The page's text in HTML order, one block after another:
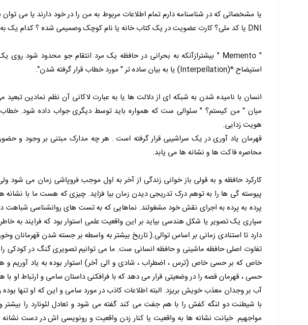
یا مشخصاتی که در شناسنامه دارم تمام اطلاعات مربوط به من را در خود دارند یا می
DNI یا کد ملی؟ کارت عضویت در یک کتاب خانه یا نام کوچک وصمیمی شده ؟ کدام یک به حقیقت من نزدیکترند؟
استیضاح *(Interpellation) یا به بیان ساده تر " مورد خطاب قرار گرفته شدن".
انسان با نامیده شدن به شبکه ای از دلالت ها یا به عبارت لاکانی آن نظم نمادین
میان " من کیستم؟ " سئوالی ست که همواره باید توسط دیگری جواب داده شود.
هویت زدایی.
قهرمان یاد آوری در یک سراشیبی قرار گرفته است . هر چه مدارک مبتنی بر وجود و
محاصره فاکت ها و نشانه ها می یابد.
کارکرد حافظه و به قولی باز خوانی زندگی از آخر به اول موجب فروپاشی زمان می شود
پیوسته گی ها را به توهم درک تدریجی دیدن زمان بیا فزاید. چیزی که هست ما با
پرده به پرده به اجرای نقش خود مشغولند. نماهایی که به تست های روانشناسی
سپاری یک تصویر یا شکل هندسی بیاید بر این واقعیت علمی استوار بود که فرایند به
دارد تا استنادی زمانی بر اساس توالی.( تاریخ بیشتر به واسطه بر جسته شدن
تفاوت اصلی حافظه ماشینی و حافظه انسانی ست. ما می توانیم تصویری گنگ در کودکی
خاص که بر حسی خاص (ترس ، اضطراب ، شادی و الی آخر) استوار بوده به یاد آوریم و
حسی ، قهرمان قصه را در وضعیتی قرار می دهد که با فرافکنی داستان سامی و ارتباط او
آب بر وجدان معذب خویش بریزد. البته اطلاعات کاذب در مورد سامی و این که او تنها
با شیطنت دو لنگه کفش را با هم جفت می کند گفته می شود و تعادل لئونارد را بیشتر
مواجهیم. خیانت نشانه ها به واقعیت یا کنار زدن واقعیت و رونویسی اش در دست نشانه